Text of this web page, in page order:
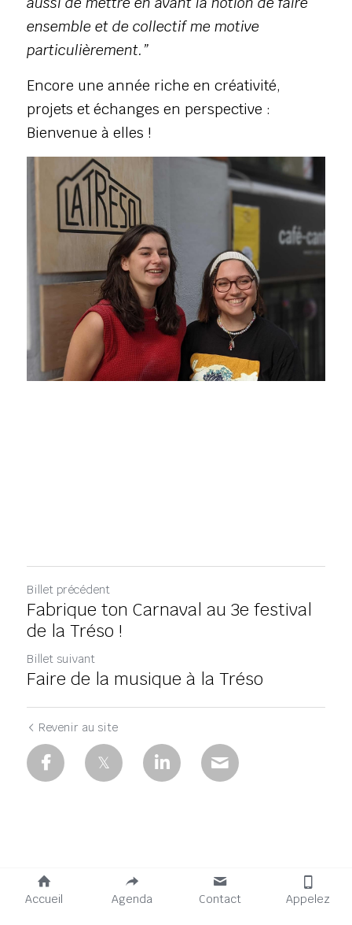
ensemble et de collectif me motive
particulièrement.”
Encore une année riche en créativité,
projets et échanges en perspective :
Bienvenue à elles !
Billet précédent
Fabrique ton Carnaval au 3e festival
de la Tréso !
Billet suivant
Faire de la musique à la Tréso
Revenir au site
Accueil Agenda Contact Appelez